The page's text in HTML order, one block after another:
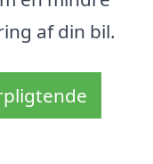
af din bil.